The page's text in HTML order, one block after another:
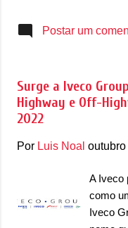
Iveco
cupê
de
de uma
rodas
Postar um
Surge a Iveco
Highway e Off-
2022
Por Luis Noal
A Iveco
como
Iveco